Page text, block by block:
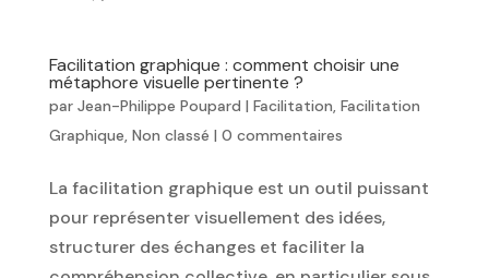
Facilitation graphique : comment choisir une
métaphore visuelle pertinente ?
par Jean-Philippe Poupard | Facilitation, Facilitation
Graphique, Non classé | 0 commentaires
La facilitation graphique est un outil puissant
pour représenter visuellement des idées,
structurer des échanges et faciliter la